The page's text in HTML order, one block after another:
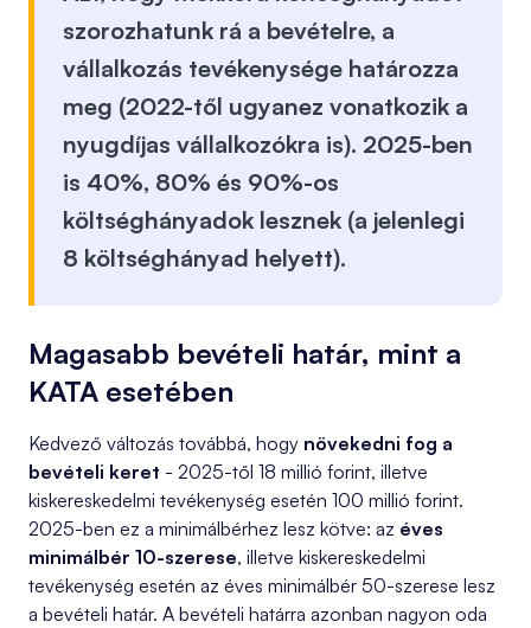
szorozhatunk rá a bevételre, a
vállalkozás tevékenysége határozza
meg (2022-től ugyanez vonatkozik a
nyugdíjas vállalkozókra is). 2025-ben
is 40%, 80% és 90%-os
költséghányadok lesznek (a jelenlegi
8 költséghányad helyett).
Magasabb bevételi határ, mint a
KATA esetében
Kedvező változás továbbá, hogy növekedni fog a
bevételi keret - 2025-től 18 millió forint, illetve
kiskereskedelmi tevékenység esetén 100 millió forint.
2025-ben ez a minimálbérhez lesz kötve: az éves
minimálbér 10-szerese, illetve kiskereskedelmi
tevékenység esetén az éves minimálbér 50-szerese lesz
a bevételi határ. A bevételi határra azonban nagyon oda